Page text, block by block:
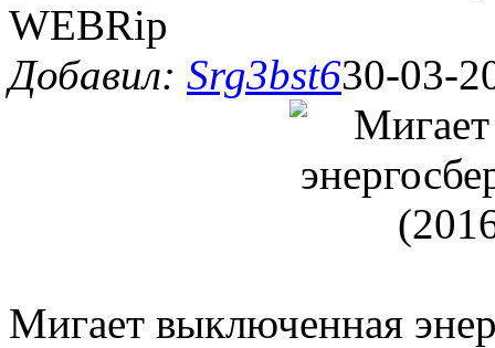
WEBRip
Добавил: Srg3bst630-03-
Мигает выключенная